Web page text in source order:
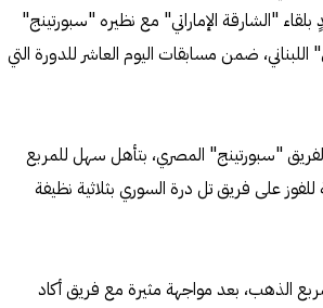
"الشارقة الإماراتي" مع نظيره "سبورتينج"
ضمن مسابقات اليوم العاشر للدورة التي
لفريق "سبورتينج" المصري، بتأهل سهل للمربع
أن احتاجت المصريات إلى 58 دقيقة للفوز على فريق تل درة السوري بثلاثية نظيفة
الذهب، بعد مواجهة مثيرة مع فريق أكاد